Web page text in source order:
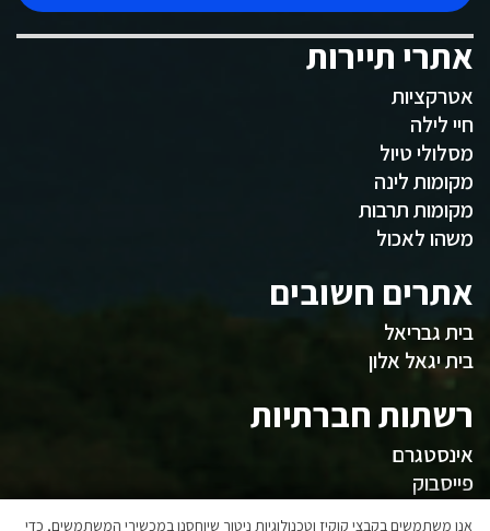
אתרי תיירות
אטרקציות
חיי לילה
מסלולי טיול
מקומות לינה
מקומות תרבות
משהו לאכול
אתרים חשובים
בית גבריאל
בית יגאל אלון
רשתות חברתיות
אינסטגרם
פייסבוק
אנו משתמשים בקבצי קוקיז וטכנולוגיות ניטור שיוחסנו במכשירי המשתמשים, כדי